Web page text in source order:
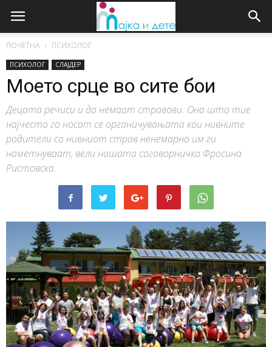
ПОЧЕТНА ПСИХОЛОГ
ПСИХОЛОГ СЛАЈДЕР
Моето срце во сите бои
Децата речиси и да немаат стравови. Она што тие
најчесто го носат се органичувањата кои нивните
родители со нивниот страв ненемарно им ги
наметнуваат, вели нашата соговорничка Фросина
Ристовска.